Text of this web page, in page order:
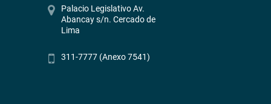
Palacio Legislativo Av.
Abancay s/n. Cercado de
Lima
311-7777 (Anexo 7541)